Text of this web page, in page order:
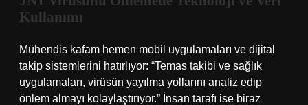
Kullanımı
Mühendis kafam hemen mobil uygulamaları ve dijital
takip sistemlerini hatırlıyor: “Temas takibi ve sağlık
uygulamaları, virüsün yayılma yollarını analiz edip
önlem almayı kolaylaştırıyor.” İnsan tarafı ise biraz